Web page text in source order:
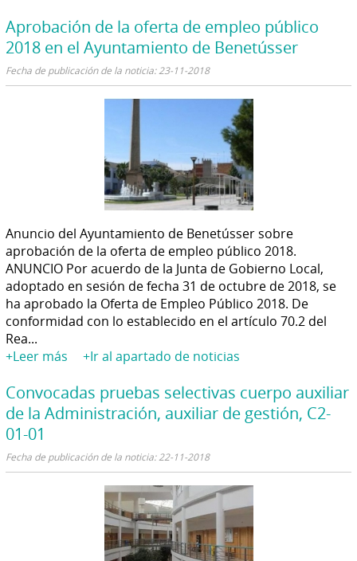
Aprobación de la oferta de empleo público
2018 en el Ayuntamiento de Benetússer
Fecha de publicación de la noticia: 23-11-2018
Anuncio del Ayuntamiento de Benetússer sobre
aprobación de la oferta de empleo público 2018.
ANUNCIO Por acuerdo de la Junta de Gobierno Local,
adoptado en sesión de fecha 31 de octubre de 2018, se
ha aprobado la Oferta de Empleo Público 2018. De
conformidad con lo establecido en el artículo 70.2 del
Rea...
+Leer más
+Ir al apartado de noticias
Convocadas pruebas selectivas cuerpo auxiliar
de la Administración, auxiliar de gestión, C2-
01-01
Fecha de publicación de la noticia: 22-11-2018